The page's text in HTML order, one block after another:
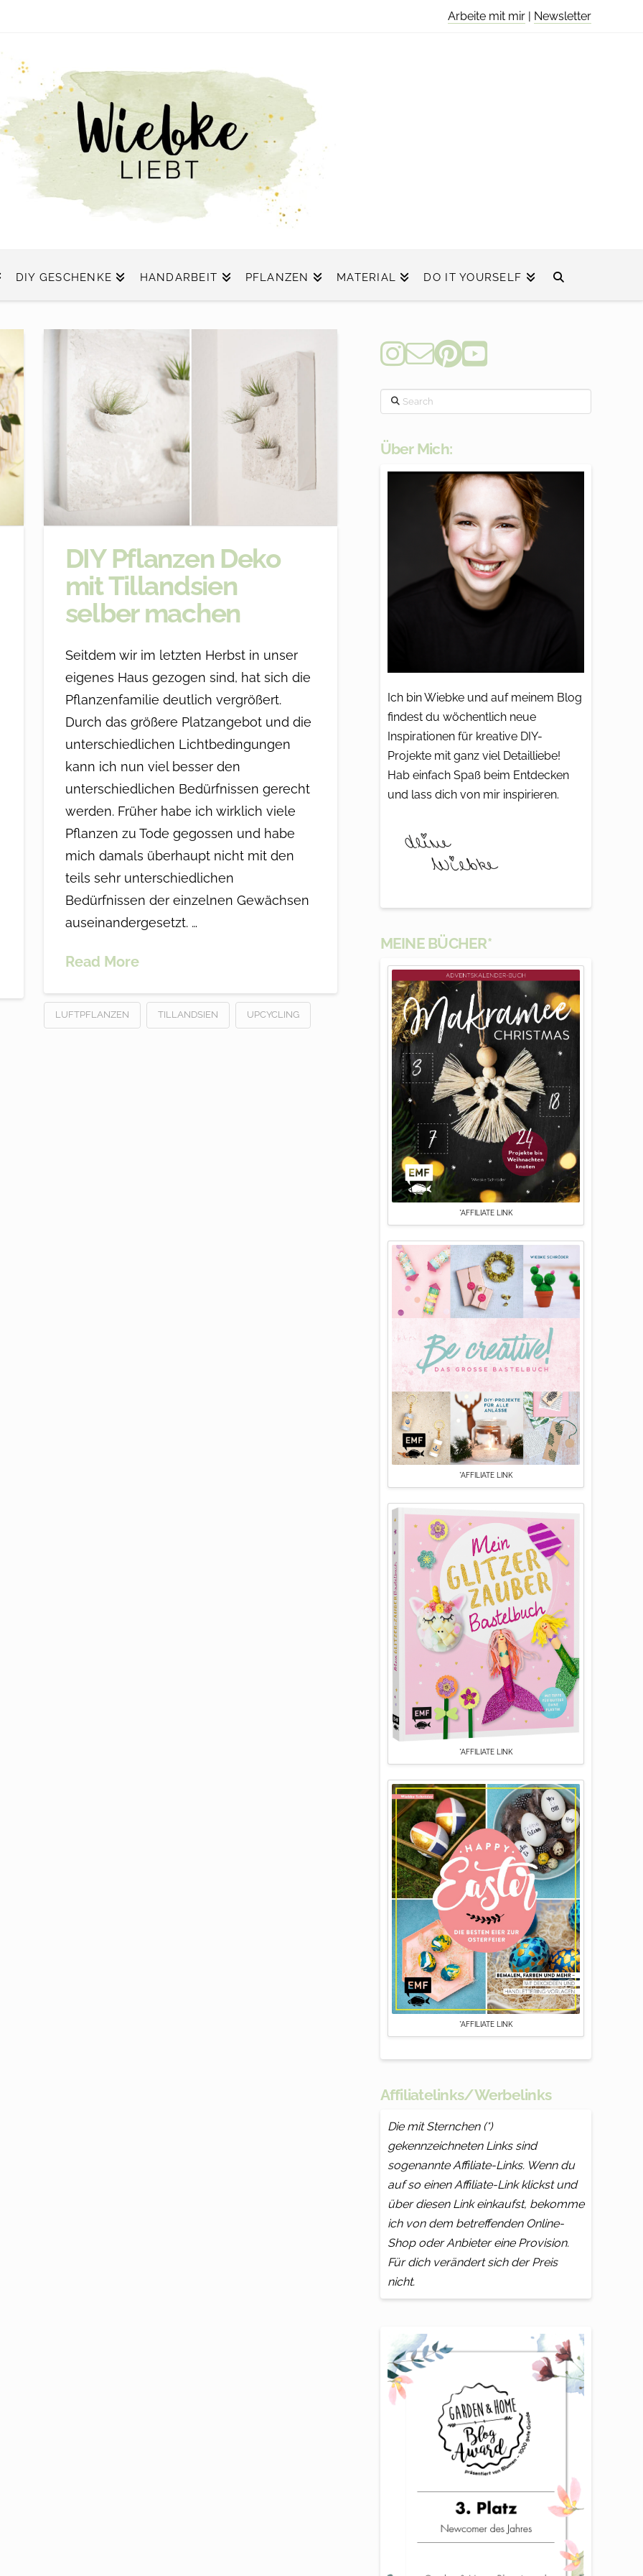
Arbeite mit mir | Newsletter
DIY GESCHENKE HANDARBEIT PFLANZEN MATERIAL DO IT YOURSELF
DIY Pflanzen Deko
mit Tillandsien
selber machen
Seitdem wir im letzten Herbst in unser
eigenes Haus gezogen sind, hat sich die
Pflanzenfamilie deutlich vergrößert.
Durch das größere Platzangebot und die
unterschiedlichen Lichtbedingungen
kann ich nun viel besser den
unterschiedlichen Bedürfnissen gerecht
werden. Früher habe ich wirklich viele
Pflanzen zu Tode gegossen und habe
mich damals überhaupt nicht mit den
teils sehr unterschiedlichen
Bedürfnissen der einzelnen Gewächsen
auseinandergesetzt. …
Read More
LUFTPFLANZEN TILLANDSIEN UPCYCLING
Search
Über Mich:
Ich bin Wiebke und auf meinem Blog
findest du wöchentlich neue
Inspirationen für kreative DIY-
Projekte mit ganz viel Detailliebe!
Hab einfach Spaß beim Entdecken
und lass dich von mir inspirieren.
MEINE BÜCHER*
*AFFILIATE LINK
*AFFILIATE LINK
*AFFILIATE LINK
*AFFILIATE LINK
Affiliatelinks/Werbelinks
Die mit Sternchen (*)
gekennzeichneten Links sind
sogenannte Affiliate-Links. Wenn du
auf so einen Affiliate-Link klickst und
über diesen Link einkaufst, bekomme
ich von dem betreffenden Online-
Shop oder Anbieter eine Provision.
Für dich verändert sich der Preis
nicht.